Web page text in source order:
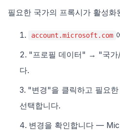
필요한 국가의 프록시가 활성화
account.microsoft.com
"프로필 데이터" → "국가
다.
"변경"을 클릭하고 필요
선택합니다.
변경을 확인합니다 —